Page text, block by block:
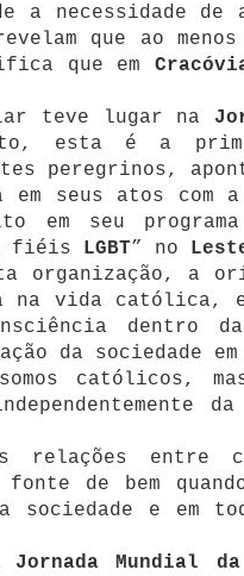
a necessidade de
que ao
que em
teve lugar na
esta é a
peregrinos,
em seus atos
em seu
fiéis LGBT” no
organização, a
na vida católica,
da sociedade
católicos,
relações entre
de bem
sociedade e em
Jornada Mundial